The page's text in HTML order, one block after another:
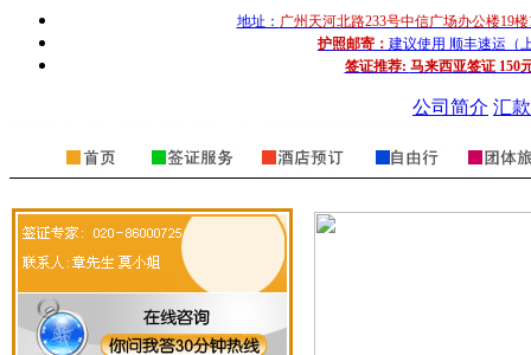
地址： 广州天河北路233号中信广场办公楼19
护照邮寄： 建议使用 顺丰速运（
签证推荐: 马来西亚签证 150
公司简介 汇